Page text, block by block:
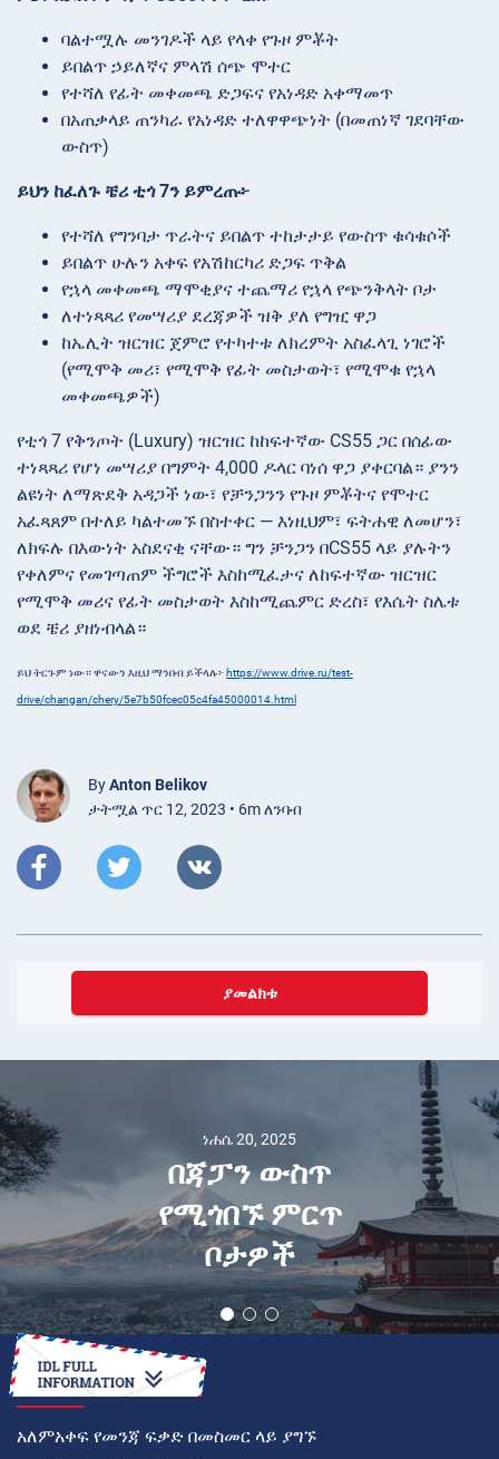
ባልተሟሉ መንገዶች ላይ የላቀ የጉዞ ምቾት
ይበልጥ ኃይለኛና ምላሽ ሰጭ ሞተር
የተሻለ የፊት መቀመጫ ድጋፍና የአነዳድ አቀማመጥ
በአጠቃላይ ጠንካራ የአነዳድ ተለዋዋጭነት (በመጠነኛ ገደባቸው
ውስጥ)
ይህን ከፈለጉ ቼሪ ቲጎ 7ን ይምረጡ፦
የተሻለ የግንባታ ጥራትና ይበልጥ ተከታታይ የውስጥ ቁሳቁሶች
ይበልጥ ሁሉን አቀፍ የአሽከርካሪ ድጋፍ ጥቅል
የኋላ መቀመጫ ማሞቂያና ተጨማሪ የኋላ የጭንቅላት ቦታ
ለተነጻጻሪ የመሣሪያ ደረጃዎች ዝቅ ያለ የግዢ ዋጋ
ከኤሊት ዝርዝር ጀምሮ የተካተቱ ለክረምት አስፈላጊ ነገሮች
(የሚሞቅ መሪ፣ የሚሞቅ የፊት መስታወት፣ የሚሞቁ የኋላ
መቀመጫዎች)
የቲጎ 7 የቅንጦት (Luxury) ዝርዝር ከከፍተኛው CS55 ጋር በሰፊው
ተነጻጻሪ የሆነ መሣሪያ በግምት 4,000 ዶላር ባነሰ ዋጋ ያቀርባል። ያንን
ልዩነት ለማጽደቅ አዳጋች ነው፣ የቻንጋንን የጉዞ ምቾትና የሞተር
አፈጻጸም በተለይ ካልተመኙ በስተቀር — እነዚህም፣ ፍትሐዊ ለመሆን፣
ለክፍሉ በእውነት አስደናቂ ናቸው። ግን ቻንጋን በCS55 ላይ ያሉትን
የቀለምና የመገጣጠም ችግሮች እስከሚፈታና ለከፍተኛው ዝርዝር
የሚሞቅ መሪና የፊት መስታወት እስከሚጨምር ድረስ፣ የእሴት ስሌቱ
ወደ ቼሪ ያዘነብላል።
ይህ ትርጉም ነው። ዋናውን እዚህ ማንበብ ይችላሉ፦ https://www.drive.ru/test-
drive/changan/chery/5e7b50fcec05c4fa45000014.html
ByAnton Belikov
ታትሟል ጥር 12, 2023 • 6m ለንባብ
ያመልክቱ
ነሐሴ 20, 2025
በጃፓን ውስጥ
የሚጎበኙ ምርጥ
ቦታዎች
እንዴት
አለምአቀፍ የመንጃ ፍቃድ በመስመር ላይ ያግኙ